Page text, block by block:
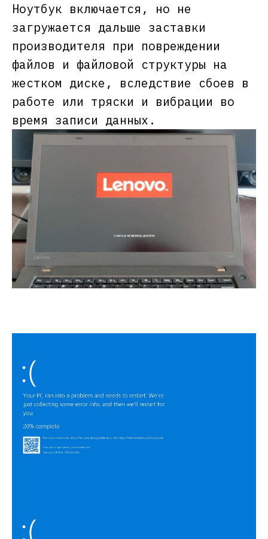
Ноутбук включается, но не
загружается дальше заставки
производителя при повреждении
файлов и файловой структуры на
жестком диске, вследствие сбоев в
работе или тряски и вибрации во
время записи данных.